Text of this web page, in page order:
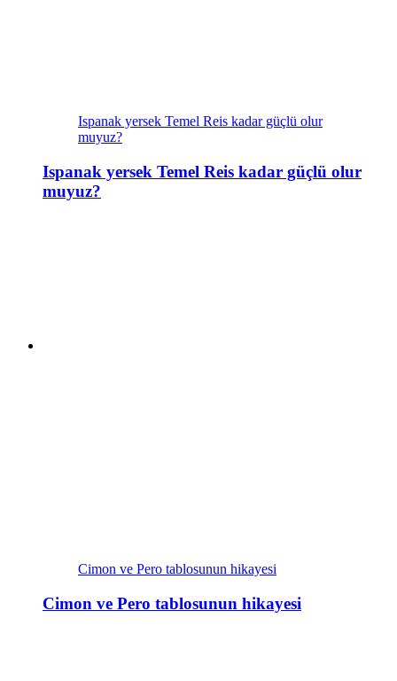
Ispanak yersek Temel Reis kadar güçlü olur
muyuz?
Ispanak yersek Temel Reis kadar güçlü olur
muyuz?
Cimon ve Pero tablosunun hikayesi
Cimon ve Pero tablosunun hikayesi